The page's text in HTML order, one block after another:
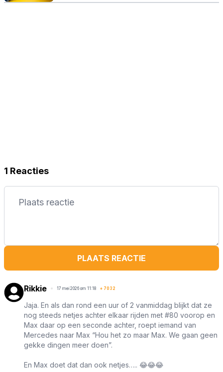
staat"
1 Reacties
PLAATS REACTIE
Rikkie 17 mei 2026 om 11:18 + 7032
Jaja. En als dan rond een uur of 2 vanmiddag blijkt dat ze
nog steeds netjes achter elkaar rijden met #80 voorop en
Max daar op een seconde achter, roept iemand van
Mercedes naar Max “Hou het zo maar Max. We gaan geen
gekke dingen meer doen”.
En Max doet dat dan ook netjes….. 😂😂😂